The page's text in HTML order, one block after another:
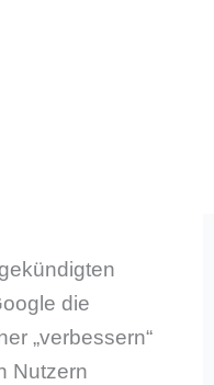
die
„verbessern“
Nutzern